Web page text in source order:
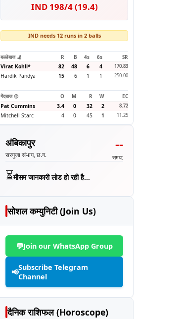
IND 198/4 (19.4)
IND needs 12 runs in 2 balls
बल्लेबाज 🏏 R B 4s 6s
SR
Virat Kohli* 82 48 6 4 170.83
Hardik Pandya 15 6 1 1 250.00
गेंदबाज 🥎 O M R W
EC
Pat Cummins
3.4 0 32 2 8.72
Mitchell Starc 4 0 45 1 11.25
अंबिकापुर
सरगुजा संभाग, छ.ग.
--
समय:
⏳मौसम जानकारी लोड हो रही है...
सोशल कम्युनिटी (Join Us)
💬Join our WhatsApp Group
📢Subscribe Telegram
Channel
दैनिक राशिफल (Horoscope)